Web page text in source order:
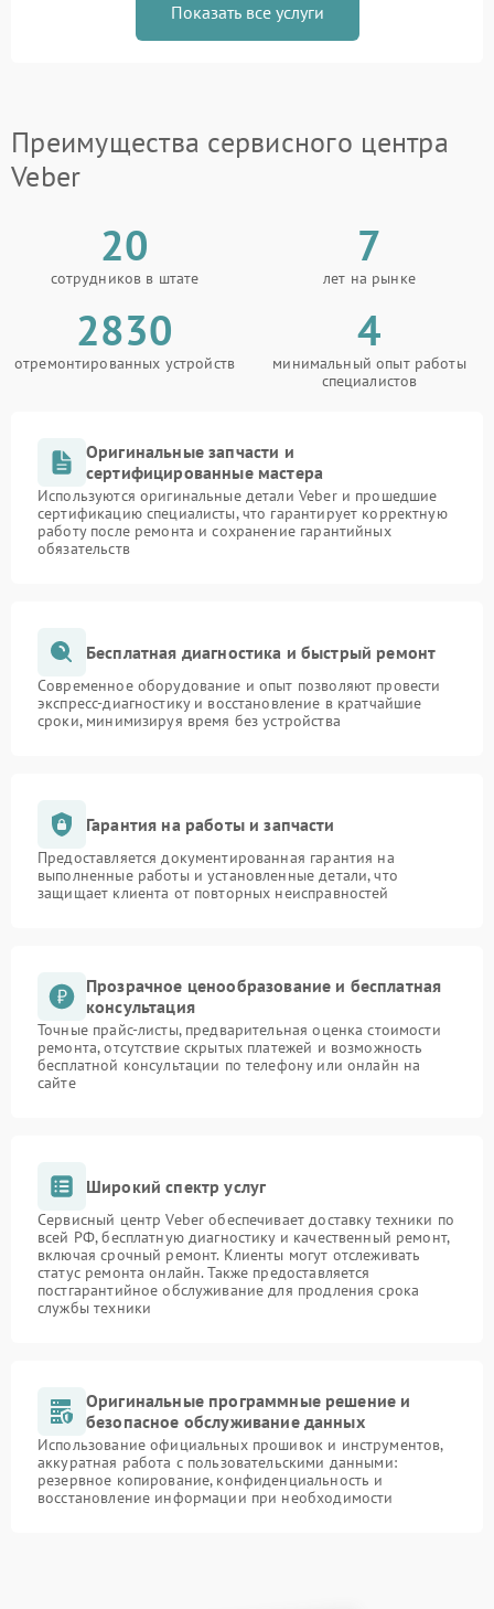
Показать все услуги
Преимущества сервисного центра
Veber
20
сотрудников в штате
7
лет на рынке
2830
отремонтированных устройств
4
минимальный опыт работы
специалистов
Оригинальные запчасти и
сертифицированные мастера
Используются оригинальные детали Veber и прошедшие
сертификацию специалисты, что гарантирует корректную
работу после ремонта и сохранение гарантийных
обязательств
Бесплатная диагностика и быстрый ремонт
Современное оборудование и опыт позволяют провести
экспресс-диагностику и восстановление в кратчайшие
сроки, минимизируя время без устройства
Гарантия на работы и запчасти
Предоставляется документированная гарантия на
выполненные работы и установленные детали, что
защищает клиента от повторных неисправностей
Прозрачное ценообразование и бесплатная
консультация
Точные прайс-листы, предварительная оценка стоимости
ремонта, отсутствие скрытых платежей и возможность
бесплатной консультации по телефону или онлайн на
сайте
Широкий спектр услуг
Сервисный центр Veber обеспечивает доставку техники по
всей РФ, бесплатную диагностику и качественный ремонт,
включая срочный ремонт. Клиенты могут отслеживать
статус ремонта онлайн. Также предоставляется
постгарантийное обслуживание для продления срока
службы техники
Оригинальные программные решение и
безопасное обслуживание данных
Использование официальных прошивок и инструментов,
аккуратная работа с пользовательскими данными:
резервное копирование, конфиденциальность и
восстановление информации при необходимости